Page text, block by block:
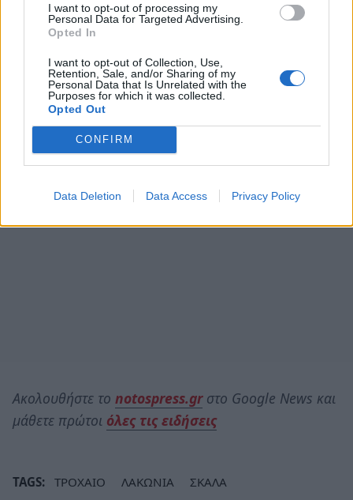
I want to opt-out of processing my
Personal Data for Targeted Advertising.
Opted In
I want to opt-out of Collection, Use,
Retention, Sale, and/or Sharing of my
Personal Data that Is Unrelated with the
Purposes for which it was collected.
Opted Out
CONFIRM
Data Deletion Data Access Privacy Policy
Ακολουθήστε το notospress.grστο Google News και
μάθετε πρώτοι όλες τις ειδήσεις
TAGS: ΤΡΟΧΑΙΟ ΛΑΚΩΝΙΑ
ΣΚΑΛΑ